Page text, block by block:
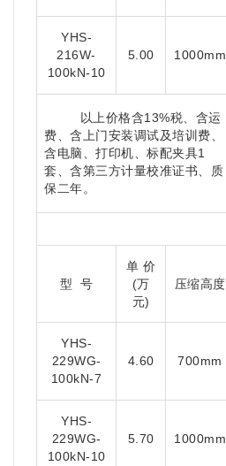
YHS-
216W-
100kN-10
5.00 1000mm
以上价格含13%税、含运
费、含上门安装调试及培训费、
含电脑、打印机、标配夹具1
套、 含第三方计量校准证书、质
保二年。
型 号
单 价
(万
元)
压缩高度
YHS-
229WG-
100kN-7
4.60 700mm
YHS-
229WG-
100kN-10
5.70 1000mm